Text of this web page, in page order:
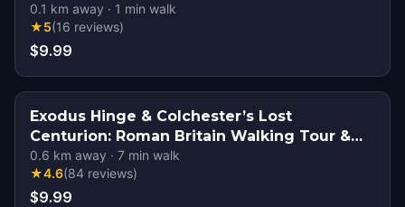
0.1 km away · 1 min walk
★5(16 reviews)
$9.99
Exodus Hinge & Colchester’s Lost
Centurion: Roman Britain Walking Tour &
Escape Game
0.6 km away · 7 min walk
★4.6(84 reviews)
$9.99